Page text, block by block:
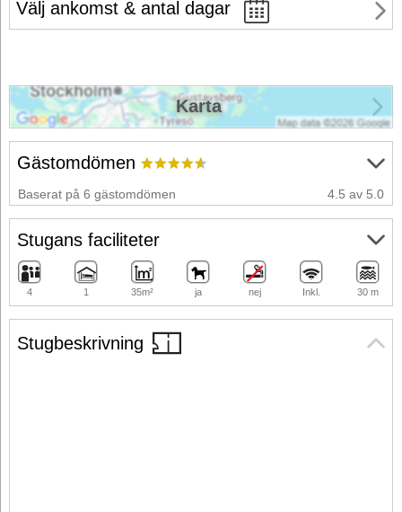
Välj ankomst & antal dagar
Stugbeskrivning
Gästomdömen
Baserat på 6 gästomdömen 4.5 av 5.0
Stugans faciliteter
4 1 35m² ja nej Inkl. 30 m
Karta